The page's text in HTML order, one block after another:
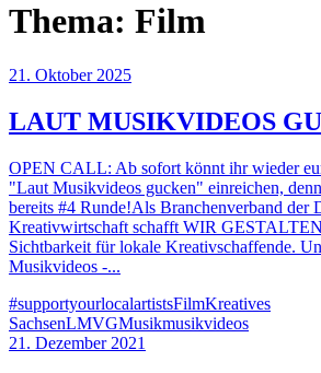
Thema: Film
21. Oktober 2025
LAUT MUSIKVIDEOS
OPEN CALL: Ab sofort könnt ihr wieder
"Laut Musikvideos gucken" einreichen,
bereits #4 Runde!Als Branchenverband der
Kreativwirtschaft schafft WIR
Sichtbarkeit für lokale Kreativschaffende.
Musikvideos -...
#supportyourlocalartistsFilmKreatives
SachsenLMVGMusikmusikvideos
21. Dezember 2021